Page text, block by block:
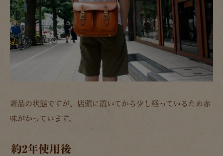
新品の状態ですが、店頭に置いてから少し経っているため赤
味がかっています。
約2年使用後